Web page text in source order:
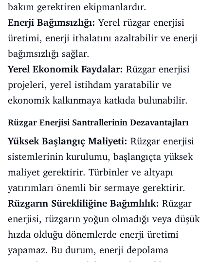
bakım gerektiren ekipmanlardır.
Enerji Bağımsızlığı: Yerel rüzgar enerjisi
üretimi, enerji ithalatını azaltabilir ve enerji
bağımsızlığı sağlar.
Yerel Ekonomik Faydalar: Rüzgar enerjisi
projeleri, yerel istihdam yaratabilir ve
ekonomik kalkınmaya katkıda bulunabilir.
Rüzgar Enerjisi Santrallerinin Dezavantajları
Yüksek Başlangıç Maliyeti: Rüzgar enerjisi
sistemlerinin kurulumu, başlangıçta yüksek
maliyet gerektirir. Türbinler ve altyapı
yatırımları önemli bir sermaye gerektirir.
Rüzgarın Sürekliliğine Bağımlılık: Rüzgar
enerjisi, rüzgarın yoğun olmadığı veya düşük
hızda olduğu dönemlerde enerji üretimi
yapamaz. Bu durum, enerji depolama